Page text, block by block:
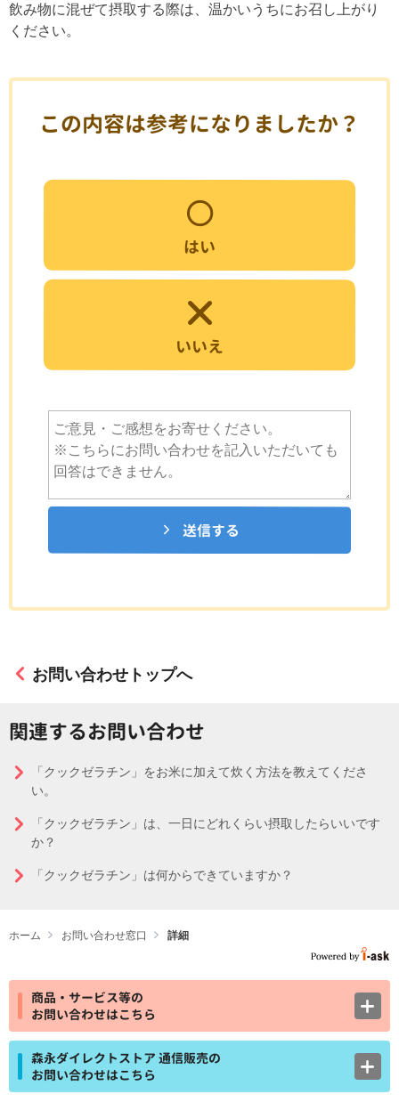
飲み物に混ぜて摂取する際は、温かいうちにお召し上がり
ください。
この内容は参考になりましたか？
はい
いいえ
送信する
お問い合わせトップへ
関連するお問い合わせ
「クックゼラチン」をお米に加えて炊く方法を教えてくださ
い。
「クックゼラチン」は、一日にどれくらい摂取したらいいです
か？
「クックゼラチン」は何からできていますか？
ホーム お問い合わせ窓口 詳細
商品・サービス等の
お問い合わせはこちら
森永ダイレクトストア 通信販売の
お問い合わせはこちら